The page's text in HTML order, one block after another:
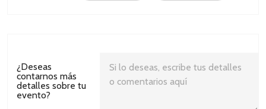
¿Deseas
contarnos más
detalles sobre tu
evento?